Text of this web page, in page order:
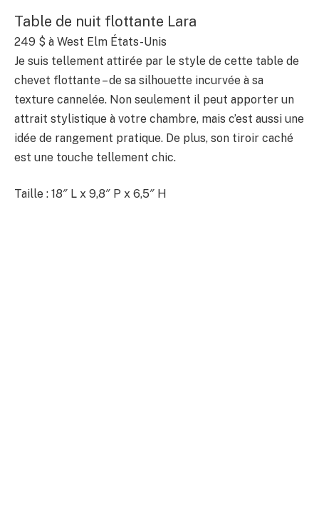
Table de nuit flottante Lara
249 $ à West Elm États-Unis
Je suis tellement attirée par le style de cette table de
chevet flottante – de sa silhouette incurvée à sa
texture cannelée. Non seulement il peut apporter un
attrait stylistique à votre chambre, mais c’est aussi une
idée de rangement pratique. De plus, son tiroir caché
est une touche tellement chic.
Taille : 18″ L x 9,8″ P x 6,5″ H